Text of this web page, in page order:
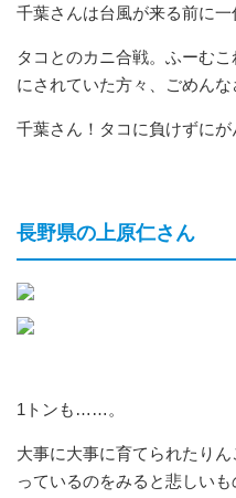
千葉さんは台風が来る前に一
タコとのカニ合戦。ふーむ
にされていた方々、ごめんな
千葉さん！タコに負けずにが
長野県の上原仁さん
1トンも……。
大事に大事に育てられたり
っているのをみると悲しいも